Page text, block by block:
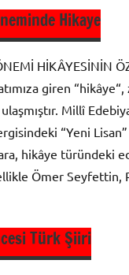
Hikaye
HİKÂYESİNİN
giren “hikâye“,
Millî
“Yeni
hikâye türündeki
Ömer Seyfettin,
Türk Şiiri